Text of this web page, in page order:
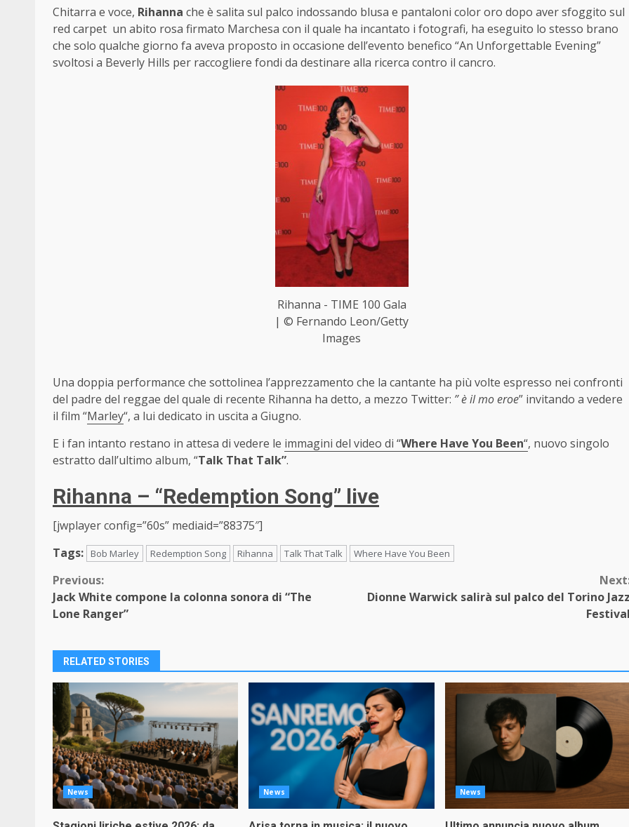
Chitarra e voce, Rihanna che è salita sul palco indossando blusa e pantaloni color oro dopo aver sfoggito sul
red carpet un abito rosa firmato Marchesa con il quale ha incantato i fotografi, ha eseguito lo stesso brano
che solo qualche giorno fa aveva proposto in occasione dell’evento benefico “An Unforgettable Evening”
svoltosi a Beverly Hills per raccogliere fondi da destinare alla ricerca contro il cancro.
Rihanna - TIME 100 Gala
| © Fernando Leon/Getty
Images
Una doppia performance che sottolinea l’apprezzamento che la cantante ha più volte espresso nei confronti
del padre del reggae del quale di recente Rihanna ha detto, a mezzo Twitter: ” è il mo eroe” invitando a vedere
il film “Marley“, a lui dedicato in uscita a Giugno.
E i fan intanto restano in attesa di vedere le immagini del video di “Where Have You Been“, nuovo singolo
estratto dall’ultimo album, “Talk That Talk”.
Rihanna – “Redemption Song” live
[jwplayer config=”60s” mediaid=”88375″]
Tags:
Bob Marley Redemption Song Rihanna Talk That Talk Where Have You Been
Continue
Reading
Previous:
Jack White compone la colonna sonora di “The
Lone Ranger”
Dionne Warwick salirà sul palco del Torino
RELATED STORIES
News News News